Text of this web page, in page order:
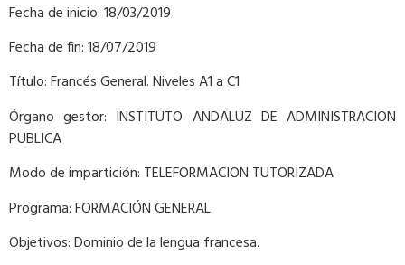
Fecha de inicio: 18/03/2019
Fecha de fin: 18/07/2019
Título: Francés General. Niveles A1 a C1
Órgano gestor: INSTITUTO ANDALUZ DE ADMINISTRACION
PUBLICA
Modo de impartición: TELEFORMACION TUTORIZADA
Programa: FORMACIÓN GENERAL
Objetivos: Dominio de la lengua francesa.